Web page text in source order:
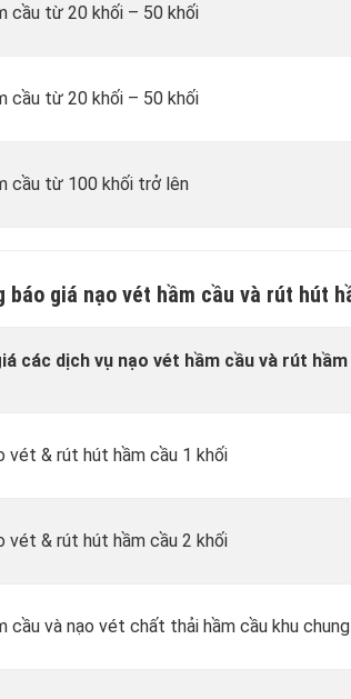
cầu từ 20 khối – 50 khối
cầu từ 20 khối – 50 khối
cầu từ 100 khối trở lên
báo giá nạo vét hầm cầu và rút hút
các dịch vụ nạo vét hầm cầu và rút
vét & rút hút hầm cầu 1 khối
vét & rút hút hầm cầu 2 khối
cầu và nạo vét chất thải hầm cầu khu